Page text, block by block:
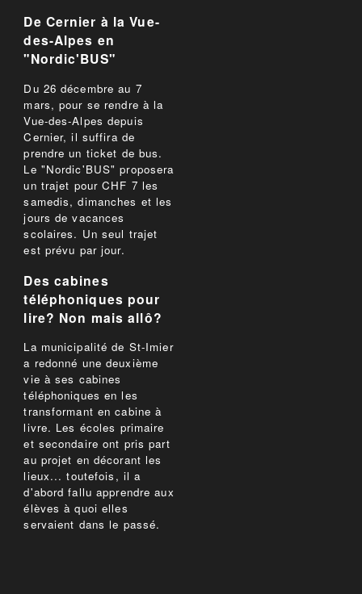
De Cernier à la Vue-
des-Alpes en
"Nordic'BUS"
Du 26 décembre au 7
mars, pour se rendre à la
Vue-des-Alpes depuis
Cernier, il suffira de
prendre un ticket de bus.
Le "Nordic'BUS" proposera
un trajet pour CHF 7 les
samedis, dimanches et les
jours de vacances
scolaires. Un seul trajet
est prévu par jour.
Des cabines
téléphoniques pour
lire? Non mais allô?
La municipalité de St-Imier
a redonné une deuxième
vie à ses cabines
téléphoniques en les
transformant en cabine à
livre. Les écoles primaire
et secondaire ont pris part
au projet en décorant les
lieux... toutefois, il a
d'abord fallu apprendre aux
élèves à quoi elles
servaient dans le passé.